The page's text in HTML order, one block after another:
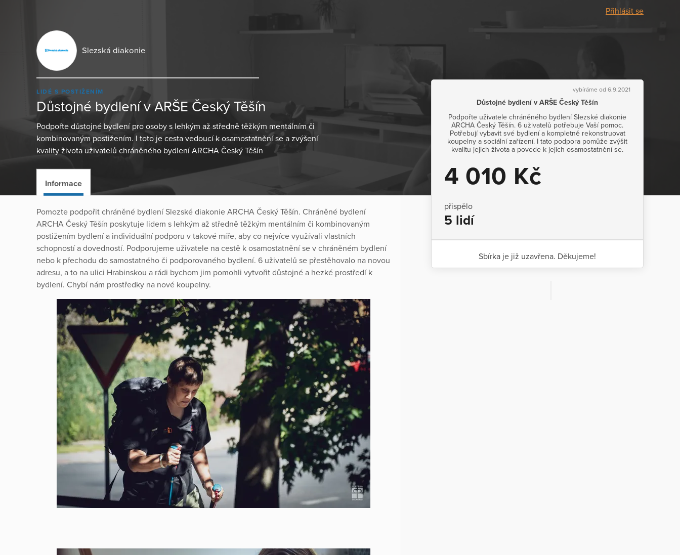
Přihlásit se
Slezská diakonie
LIDÉ S POSTIŽENÍM
Důstojné bydlení v ARŠE Český Těšín
Podpořte důstojné bydlení pro osoby s lehkým až středně těžkým mentálním či
kombinovaným postižením. I toto je cesta vedoucí k osamostatnění se a zvýšení
kvality života uživatelů chráněného bydlení ARCHA Český Těšín
vybíráme od 6.9.2021
Důstojné bydlení v ARŠE Český Těšín
Podpořte uživatele chráněného bydlení Slezské diakonie
ARCHA Český Těšín. 6 uživatelů potřebuje Vaší pomoc.
Potřebují vybavit své bydlení a kompletně rekonstruovat
koupelny a sociální zařízení. I tato podpora pomůže zvýšit
kvalitu jejich života a povede k jejich osamostatnění se.
4 010 Kč
přispělo
5 lidí
Sbírka je již uzavřena. Děkujeme!
Informace
Pomozte podpořit chráněné bydlení Slezské diakonie ARCHA Český Těšín. Chráněné bydlení
ARCHA Český Těšín poskytuje lidem s lehkým až středně těžkým mentálním či kombinovaným
postižením bydlení a individuální podporu v takové míře, aby co nejvíce využívali vlastních
schopností a dovedností. Podporujeme uživatele na cestě k osamostatnění se v chráněném bydlení
nebo k přechodu do samostatného či podporovaného bydlení. 6 uživatelů se přestěhovalo na novou
adresu, a to na ulici Hrabinskou a rádi bychom jim pomohli vytvořit důstojné a hezké prostředí k
bydlení. Chybí nám prostředky na nové koupelny.